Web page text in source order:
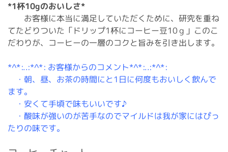
*1杯10gのおいしさ*
お客様に本当に満足していただくために、研究を重ね
てたどりついた「ドリップ1杯にコーヒー豆10ｇ」このこ
だわりが、コーヒーの一層のコクと旨みを引き出します。
*^*:..:*^*: お客様からのコメント*^*:..:*^*:
・朝、昼、お茶の時間にと1日に何度もおいしく飲んで
ます。
・安くて手頃で味もいいです♪
・酸味が強いのが苦手なのでマイルドは我が家にはぴっ
たりの味です。